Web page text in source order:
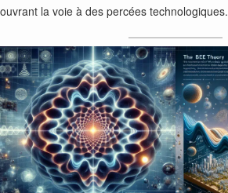
ouvrant la voie à des percées technologiques.